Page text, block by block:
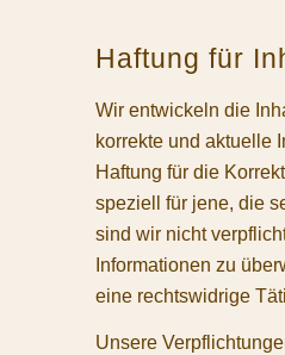
Haftung für
Wir entwickeln die
korrekte und aktuelle
Haftung für die
speziell für jene, die
sind wir nicht
Informationen zu
eine rechtswidrige
Unsere